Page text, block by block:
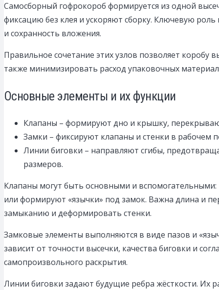
Самосборный гофрокороб формируется из одной
фиксацию без клея и ускоряют сборку. Ключевую
и сохранность вложения.
Правильное сочетание этих узлов позволяет
также минимизировать расход упаковочных
Основные элементы и их функции
Клапаны – формируют дно и крышку,
Замки – фиксируют клапаны и стенки в рабочем
Линии биговки – направляют сгибы,
размеров.
Клапаны могут быть основными и
или формируют «язычки» под замок. Важна длина и
замыканию и деформировать стенки.
Замковые элементы выполняются в виде пазов и
зависит от точности высечки, качества биговки и
самопроизвольного раскрытия.
Линии биговки задают будущие ребра жёсткости. Их